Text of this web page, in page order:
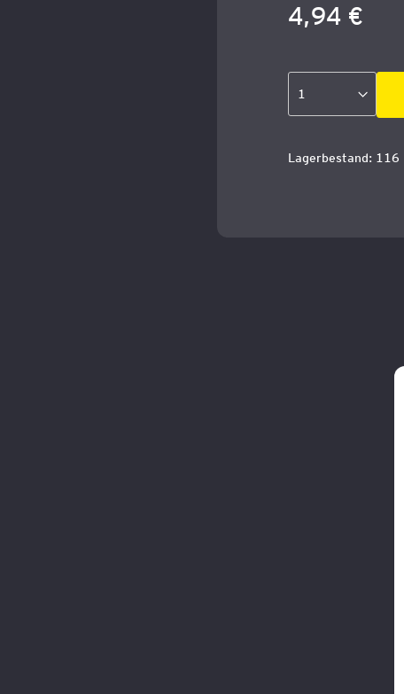
4,94 €
Lagerbestand: 116